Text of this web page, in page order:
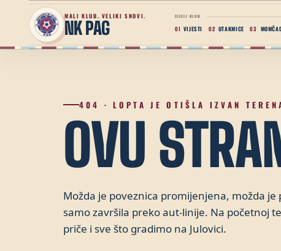
MALI KLUB. VELIKI SNOVI.
NK PAG
CIJELI KLUB
01 VIJESTI 02 UTAKMICE 03
404 · LOPTA JE OTIŠLA IZVAN
OVU
Možda je poveznica promijenjena, možda
samo završila preko aut-linije. Na početnoj
priče i sve što gradimo na Julovici.